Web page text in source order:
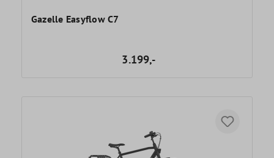
Gazelle Easyflow C7
3.199,-